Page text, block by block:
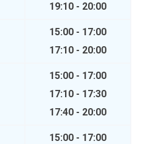
19:10 - 20:00
15:00 - 17:00
17:10 - 20:00
15:00 - 17:00
17:10 - 17:30
17:40 - 20:00
15:00 - 17:00